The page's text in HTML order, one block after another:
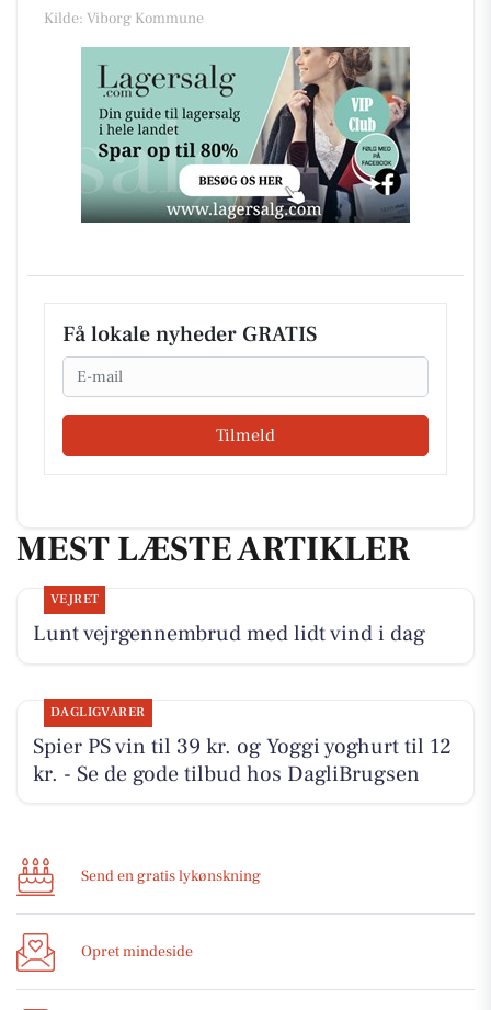
Kilde: Viborg Kommune
Få lokale nyheder GRATIS
Email
Tilmeld
MEST LÆSTE ARTIKLER
VEJRET
Lunt vejrgennembrud med lidt vind i dag
DAGLIGVARER
Spier PS vin til 39 kr. og Yoggi yoghurt til 12
kr. - Se de gode tilbud hos DagliBrugsen
Send en gratis lykønskning
Opret mindeside